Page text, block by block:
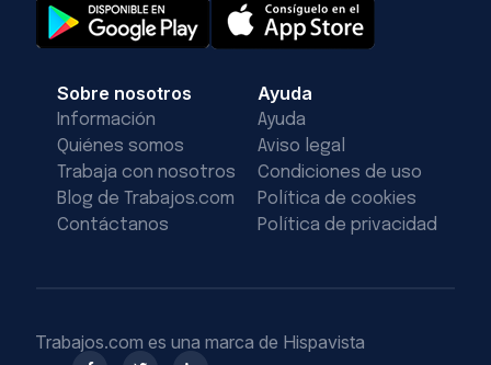
Sobre nosotros
Información
Quiénes somos
Trabaja con nosotros
Blog de Trabajos.com
Contáctanos
Ayuda
Ayuda
Aviso legal
Condiciones de uso
Política de cookies
Política de privacidad
Trabajos.com es una marca de Hispavista